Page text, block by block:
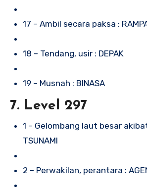
17 – Ambil secara paksa :
18 – Tendang, usir : DEPAK
19 – Musnah : BINASA
7. Level 297
1 – Gelombang laut besar
TSUNAMI
2 – Perwakilan, perantara :